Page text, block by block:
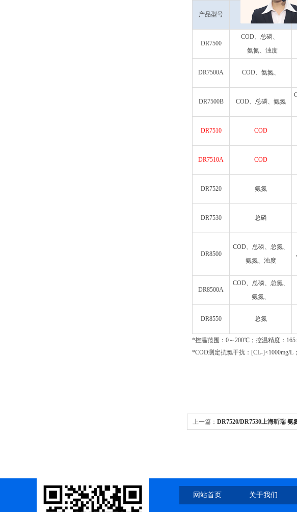
产品型号 测定参数
DR7500
COD、总磷、
氨氮、浊度
DR7500A COD、氨氮、
DR7500B COD、总磷、氨氮
DR7510 COD
DR7510A COD
DR7520 氨氮
DR7530 总磷
DR8500
COD、总磷、总氮、
氨氮、浊度
DR8500A
COD、总磷、总氮、
氨氮、
DR8550 总氮
*控温范围：0～200℃；控温精度：
*COD测定抗氯干扰：[CL-]<1000mg/L
上一篇： DR7520/DR7530上海昕瑞 氨
网站首页 关于我们